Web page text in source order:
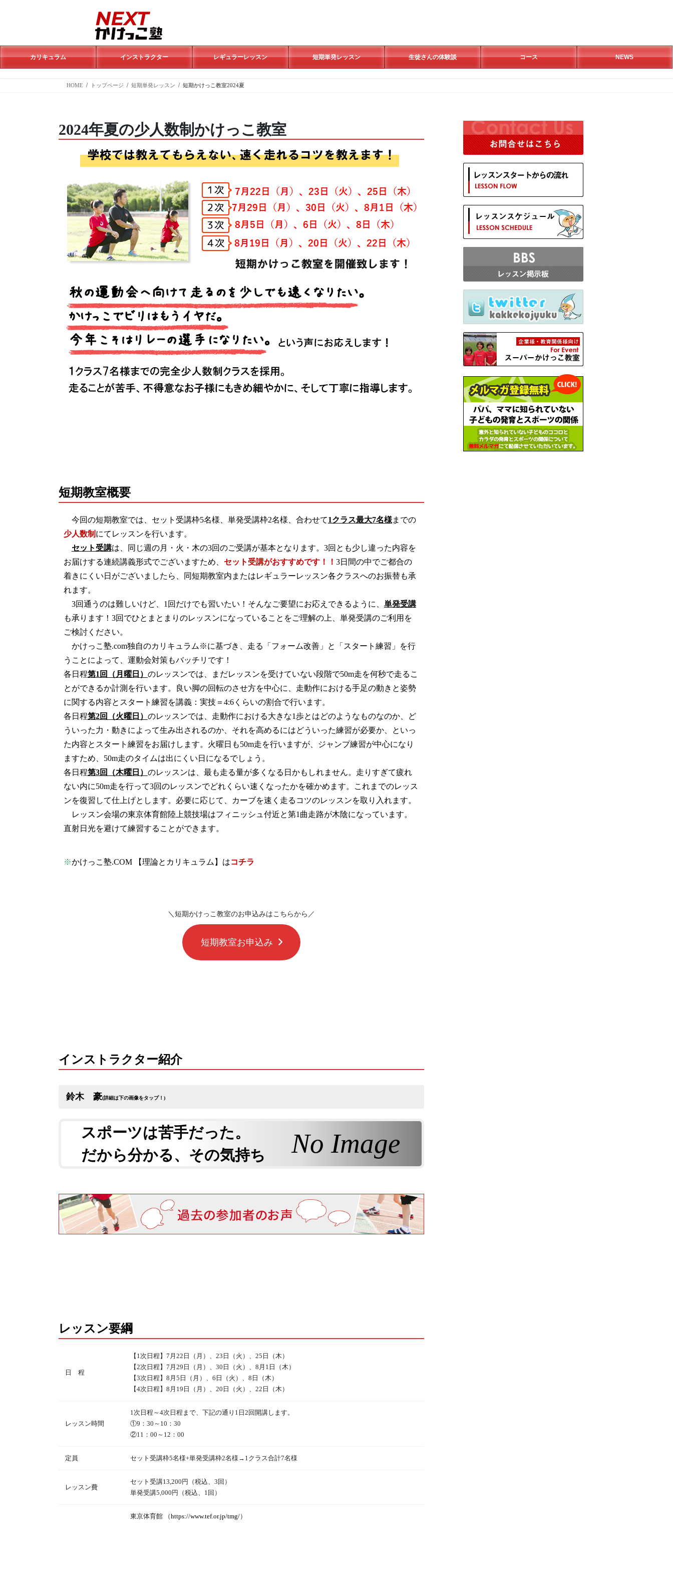
ツ
へ
ス
シ
ョ
ン
カリキュラム インストラクター レギュラーレッスン 短期単発レッスン 生徒さんの体験談 コース NEWS
HOME トップページ 短期単発レッスン 短期かけっこ教室2024夏
2024年夏の少人数制かけっこ教室
短期教室概要
今回の短期教室では、セット受講枠5名様、単発受講枠2名様、合わせて1クラス最大7名様までの
少人数制 にてレッスンを行います。
セット受講は、同じ週の月・火・木の3回のご受講が基本となります。3回とも少し違った内容を
お届けする連続講義形式でございますため、 セット受講がおすすめです！！ 3日間の中でご都合の
着きにくい日がございましたら、同短期教室内またはレギュラーレッスン各クラスへのお振替も承
れます。
3回通うのは難しいけど、1回だけでも習いたい！そんなご要望にお応えできるように、 単発受講
も承ります！3回でひとまとまりのレッスンになっていることをご理解の上、単発受講のご利用を
ご検討ください。
かけっこ塾.com独自のカリキュラム※に基づき、走る「フォーム改善」と「スタート練習」を行
うことによって、運動会対策もバッチリです！
各日程第1回（月曜日） のレッスンでは、まだレッスンを受けていない段階で50m走を何秒で走るこ
とができるか計測を行います。良い脚の回転のさせ方を中心に、走動作における手足の動きと姿勢
に関する内容とスタート練習を講義：実技＝4:6くらいの割合で行います。
各日程第2回（火曜日） のレッスンでは、走動作における大きな1歩とはどのようなものなのか、ど
ういった力・動きによって生み出されるのか、それを高めるにはどういった練習が必要か、といっ
た内容とスタート練習をお届けします。火曜日も50m走を行いますが、ジャンプ練習が中心になり
ますため、50m走のタイムは出にくい日になるでしょう。
各日程第3回（木曜日） のレッスンは、最も走る量が多くなる日かもしれません。走りすぎて疲れ
ない内に50m走を行って3回のレッスンでどれくらい速くなったかを確かめます。これまでのレッス
ンを復習して仕上げとします。必要に応じて、カーブを速く走るコツのレッスンを取り入れます。
レッスン会場の東京体育館陸上競技場はフィニッシュ付近と第1曲走路が木陰になっています。
直射日光を避けて練習することができます。
※かけっこ塾.COM 【理論とカリキュラム】はコチラ
＼短期かけっこ教室のお申込みはこちらから／
短期教室お申込み
インストラクター紹介
鈴木 豪(詳細は下の画像をタップ！)
スポーツは苦手だった。
だから分かる、その気持ち
No Image
レッスン要綱
日 程
【1次日程】7月22日（月）、23日（火）、25日（木）
【2次日程】7月29日（月）、30日（火）、8月1日（木）
【3次日程】8月5日（月）、6日（火）、8日（木）
【4次日程】8月19日（月）、20日（火）、22日（木）
レッスン時間
1次日程～4次日程まで、下記の通り1日2回開講します。
①9：30～10：30
②11：00～12：00
定員 セット受講枠5名様+単発受講枠2名様→1クラス合計7名様
レッスン費
セット受講13,200円（税込、3回）
単発受講5,000円（税込、1回）
東京体育館 （https://www.tef.or.jp/tmg/）